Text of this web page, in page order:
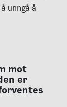
unngå å
mot
er